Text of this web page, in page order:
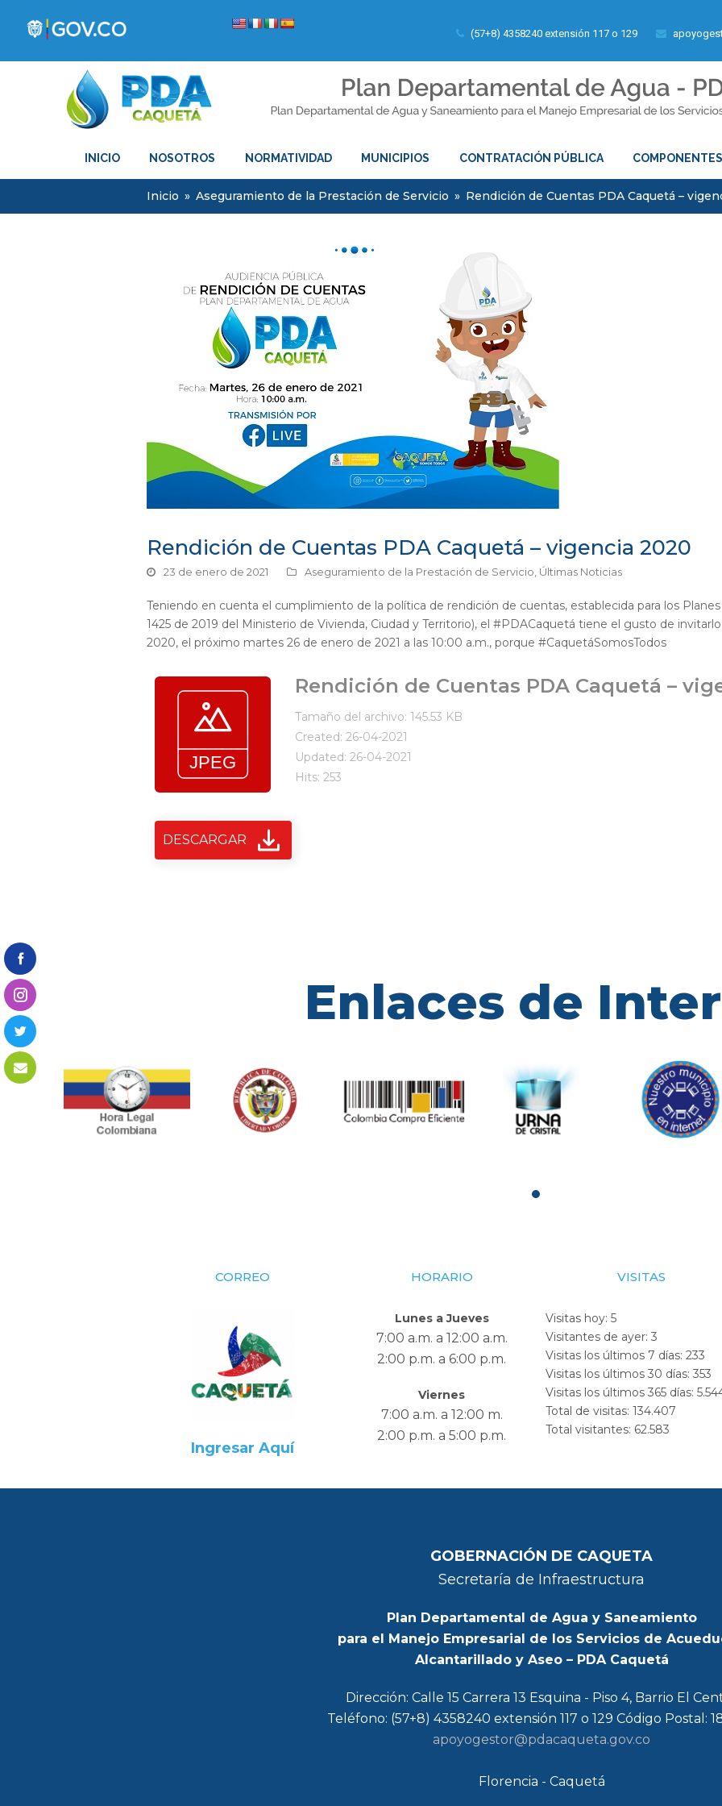
(57+8) 4358240 extensión 117 o 129
INICIO NOSOTROS NORMATIVIDAD MUNICIPIOS CONTRATACIÓN PÚBLICA COMPONENTES
Inicio » Aseguramiento de la Prestación de Servicio » Rendición de Cuentas PDA Caquetá –
Rendición de Cuentas PDA Caquetá – vigencia 2020
23 de enero de 2021 Aseguramiento de la Prestación de Servicio Últimas Noticias
Teniendo en cuenta el cumplimiento de la política de rendición de cuentas, establecida para los
1425 de 2019 del Ministerio de Vivienda, Ciudad y Territorio), el #PDACaquetá tiene el gusto de
2020, el próximo martes 26 de enero de 2021 a las 10:00 a.m., porque #CaquetáSomosTodos
Rendición de Cuentas PDA Caquetá –
Tamaño del archivo: 145.53 KB
Created: 26-04-2021
Updated: 26-04-2021
Hits: 253
DESCARGAR
Enlaces de
CORREO
Ingresar Aquí
HORARIO
Lunes a Jueves
7:00 a.m. a 12:00 a.m.
2:00 p.m. a 6:00 p.m.
Viernes
7:00 a.m. a 12:00 m.
2:00 p.m. a 5:00 p.m.
VISITAS
Visitas hoy: 5
Visitantes de ayer: 3
Visitas los últimos 7 días: 233
Visitas los últimos 30 días: 353
Visitas los últimos 365 días:
Total de visitas: 134.407
Total visitantes: 62.583
GOBERNACIÓN DE CAQUETA
Secretaría de Infraestructura
Plan Departamental de Agua y Saneamiento
para el Manejo Empresarial de los Servicios de
Alcantarillado y Aseo – PDA Caquetá
Dirección: Calle 15 Carrera 13 Esquina - Piso 4, Barrio El
Teléfono: (57+8) 4358240 extensión 117 o 129 Código Postal:
apoyogestor@pdacaqueta.gov.co
Florencia - Caquetá